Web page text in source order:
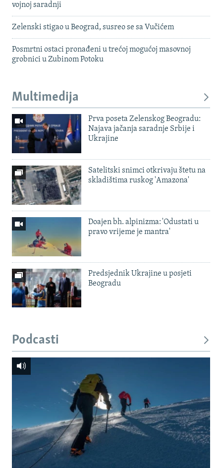
vojnoj saradnji
Zelenski stigao u Beograd, susreo se sa Vučićem
Posmrtni ostaci pronađeni u trećoj mogućoj masovnoj
grobnici u Zubinom Potoku
Multimedija
Prva poseta Zelenskog Beogradu:
Najava jačanja saradnje Srbije i
Ukrajine
Satelitski snimci otkrivaju štetu na
skladištima ruskog 'Amazona'
Doajen bh. alpinizma: 'Odustati u
pravo vrijeme je mantra'
Predsjednik Ukrajine u posjeti
Beogradu
Podcasti